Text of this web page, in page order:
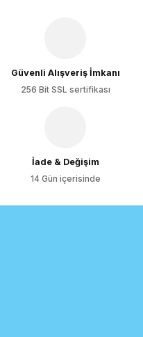
Güvenli Alışveriş İmkanı
256 Bit SSL sertifikası
İade & Değişim
14 Gün içerisinde